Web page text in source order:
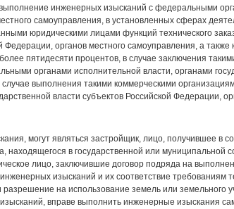
инженерных изысканий с федеральными
самоуправления, в установленных сферах
юридическими лицами функций технического
Федерации, органов местного самоуправления, а
пятидесяти процентов, в случае заключения
органами исполнительной власти, органами
выполнения такими коммерческими
власти субъектов Российской Федерации,
могут являться застройщик, лицо, получившее в
находящегося в государственной или
лицо, заключившие договор подряда на
изысканий и их соответствие
на использование земель или земельного
вправе выполнить инженерные изыскания